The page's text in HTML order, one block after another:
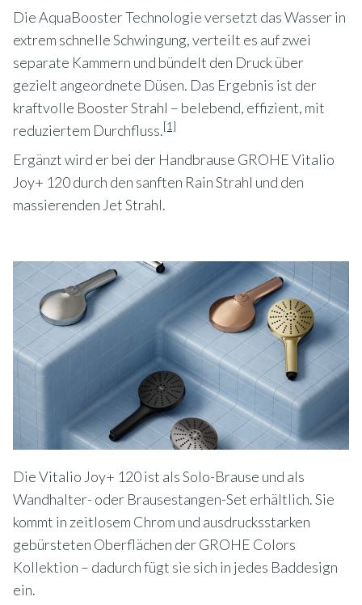
Die AquaBooster Technologie versetzt das Wasser in
extrem schnelle Schwingung, verteilt es auf zwei
separate Kammern und bündelt den Druck über
gezielt angeordnete Düsen. Das Ergebnis ist der
kraftvolle Booster Strahl – belebend, effizient, mit
reduziertem Durchfluss.[1]
Ergänzt wird er bei der Handbrause GROHE Vitalio
Joy+ 120 durch den sanften Rain Strahl und den
massierenden Jet Strahl.
Die Vitalio Joy+ 120 ist als Solo-Brause und als
Wandhalter- oder Brausestangen-Set erhältlich. Sie
kommt in zeitlosem Chrom und ausdrucksstarken
gebürsteten Oberflächen der GROHE Colors
Kollektion – dadurch fügt sie sich in jedes Baddesign
ein.